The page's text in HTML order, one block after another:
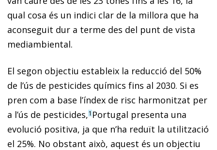
qual cosa és un indici clar de la millora que ha
aconseguit dur a terme des del punt de vista
mediambiental.
El segon objectiu estableix la reducció del 50%
de l’ús de pesticides químics fins al 2030. Si es
pren com a base l’índex de risc harmonitzat per
a l’ús de pesticides,1 Portugal presenta una
evolució positiva, ja que n’ha reduït la utilització
el 25%. No obstant això, aquest és un objectiu